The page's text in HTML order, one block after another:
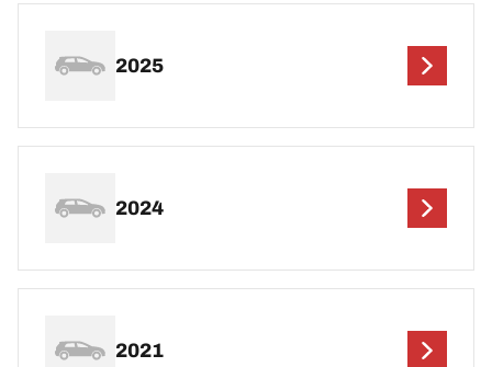
2025
2024
2021